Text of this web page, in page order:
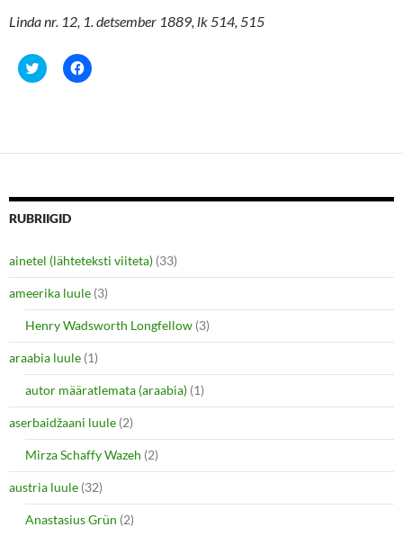
Linda nr. 12, 1. detsember 1889, lk 514, 515
C
l
h
e
o
n
t
t
e
r
(
O
p
e
n
n
n
w
w
i
n
d
o
)
C
l
h
e
o
e
b
o
o
k
(
O
p
e
n
i
n
n
e
w
w
i
n
d
w
)
RUBRIIGID
ainetel (lähteteksti viiteta) (33)
ameerika luule (3)
Henry Wadsworth Longfellow (3)
araabia luule (1)
autor määratlemata (araabia) (1)
aserbaidžaani luule (2)
Mirza Schaffy Wazeh (2)
austria luule (32)
Anastasius Grün (2)